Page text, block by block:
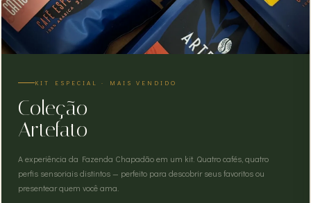
KIT ESPECIAL · MAIS VENDIDO
Coleção
Artefato
A experiência da Fazenda Chapadão em um kit. Quatro cafés, quatro
perfis sensoriais distintos — perfeito para descobrir seus favoritos ou
presentear quem você ama.